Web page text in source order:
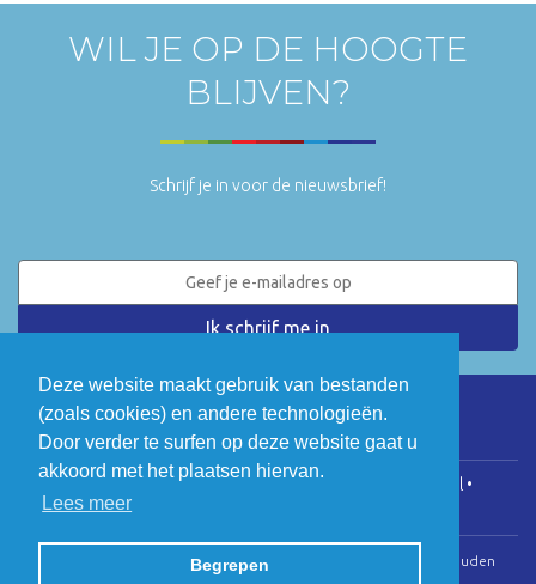
Deze website maakt gebruik van bestanden
(zoals cookies) en andere technologieën.
Door verder te surfen op deze website gaat u
akkoord met het plaatsen hiervan.
Lees meer
Begrepen
WIL JE OP DE HOOGTE
BLIJVEN?
Schrijf je in voor de nieuwsbrief!
LinkedIn Twitter
COGEN Vlaanderen • Koningsstraat 146, 1000 Brussel •
info@cogenvlaanderen.be
© Copyright 2026 | Cogen Vlaanderen • Alle rechten voorbehouden